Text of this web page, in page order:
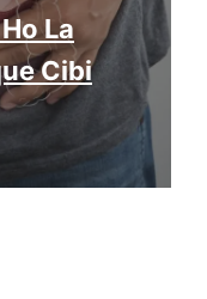
La
Cibi